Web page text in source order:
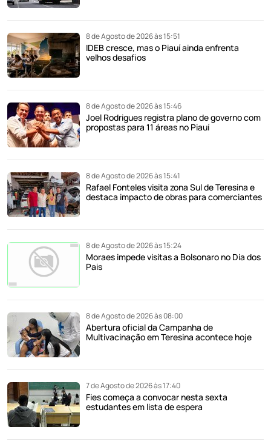
8 de Agosto de 2026 às 15:51
IDEB cresce, mas o Piauí ainda enfrenta
velhos desafios
8 de Agosto de 2026 às 15:46
Joel Rodrigues registra plano de governo com
propostas para 11 áreas no Piauí
8 de Agosto de 2026 às 15:41
Rafael Fonteles visita zona Sul de Teresina e
destaca impacto de obras para comerciantes
8 de Agosto de 2026 às 15:24
Moraes impede visitas a Bolsonaro no Dia dos
Pais
8 de Agosto de 2026 às 08:00
Abertura oficial da Campanha de
Multivacinação em Teresina acontece hoje
7 de Agosto de 2026 às 17:40
Fies começa a convocar nesta sexta
estudantes em lista de espera